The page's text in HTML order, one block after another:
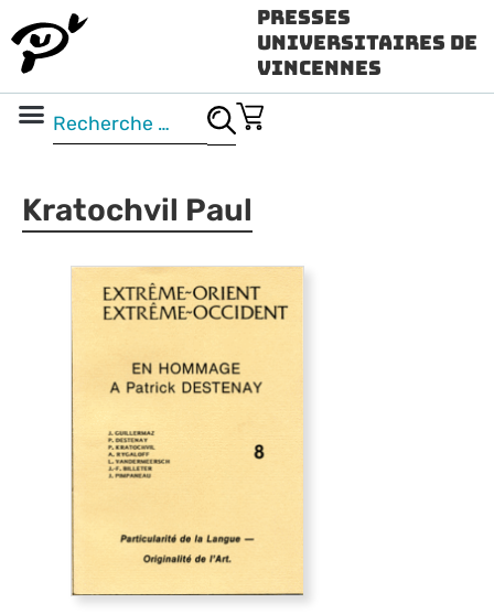
Presses
Universitaires de
Vincennes
Kratochvil Paul